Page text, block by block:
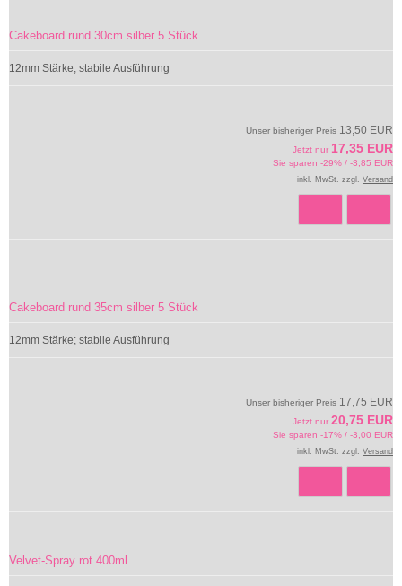
Cakeboard rund 30cm silber 5 Stück
12mm Stärke; stabile Ausführung
Unser bisheriger Preis 13,50 EUR
Jetzt nur 17,35 EUR
Sie sparen -29% / -3,85 EUR
inkl. MwSt. zzgl. Versand
Cakeboard rund 35cm silber 5 Stück
12mm Stärke; stabile Ausführung
Unser bisheriger Preis 17,75 EUR
Jetzt nur 20,75 EUR
Sie sparen -17% / -3,00 EUR
inkl. MwSt. zzgl. Versand
Velvet-Spray rot 400ml